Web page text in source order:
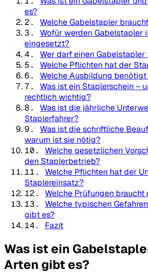
es?
2. Welche Gabelstapler
3. Wofür werden Gabelstapler
eingesetzt?
4. Wer darf einen Gabelstapler
5. Welche Pflichten hat der
6. Welche Ausbildung
7. Was ist ein Staplerschein –
rechtlich wichtig?
8. Was ist die jährliche
Staplerfahrer?
9. Was ist die schriftliche
warum ist sie nötig?
10. Welche gesetzlichen
den Staplerbetrieb?
11. Welche Pflichten hat der
Staplereinsatz?
12. Welche Prüfungen braucht
13. Welche typischen
gibt es?
14. Fazit
Was ist ein
Arten gibt es?